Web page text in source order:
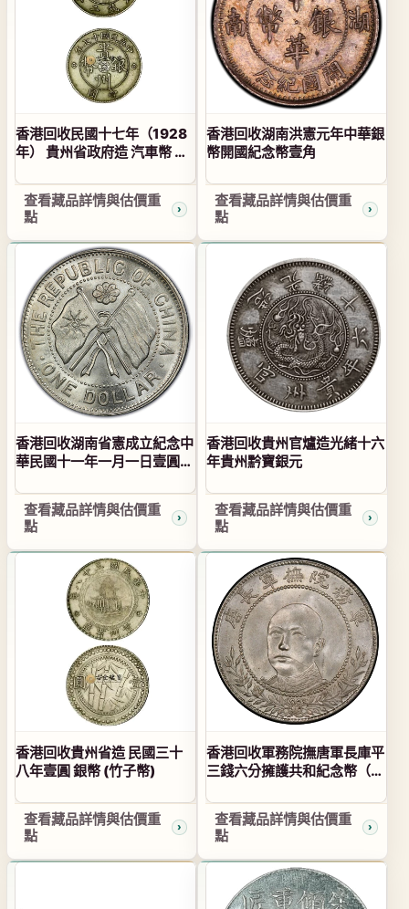
香港回收民國十七年（1928
年） 貴州省政府造 汽車幣 壹
查看藏品詳情與估價重
點
香港回收湖南洪憲元年中華銀
幣開國紀念幣壹角
查看藏品詳情與估價重
點
香港回收湖南省憲成立紀念中
華民國十一年一月一日壹圓銀
查看藏品詳情與估價重
點
香港回收貴州官爐造光緒十六
年貴州黔寶銀元
查看藏品詳情與估價重
點
香港回收貴州省造 民國三十
八年壹圓 銀幣 (竹子幣)
查看藏品詳情與估價重
點
香港回收軍務院撫唐軍長庫平
三錢六分擁護共和紀念幣（唐
查看藏品詳情與估價重
點